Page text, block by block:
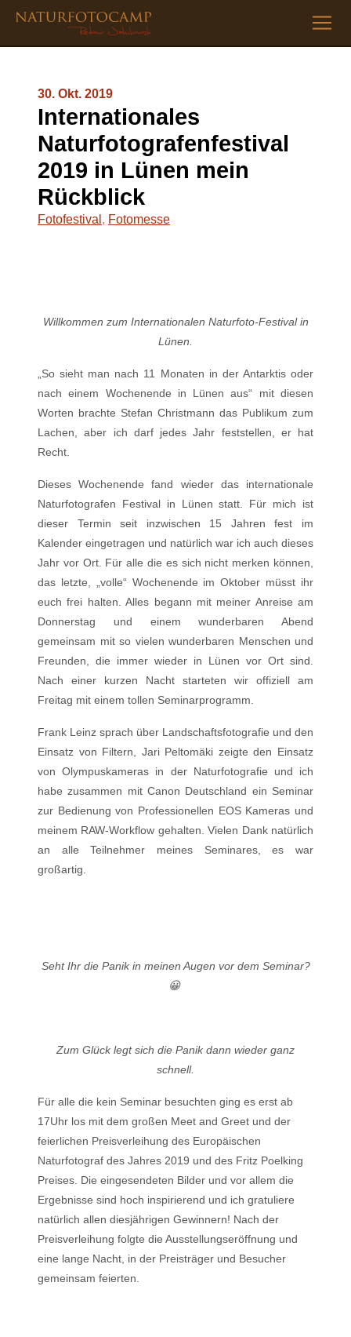
30. Okt. 2019
Internationales
Naturfotografenfestival
2019 in Lünen mein
Rückblick
Fotofestival , Fotomesse
Willkommen zum Internationalen Naturfoto-Festival in
Lünen.
„So sieht man nach 11 Monaten in der Antarktis oder
nach einem Wochenende in Lünen aus“ mit diesen
Worten brachte Stefan Christmann das Publikum zum
Lachen, aber ich darf jedes Jahr feststellen, er hat
Recht.
Dieses Wochenende fand wieder das internationale
Naturfotografen Festival in Lünen statt. Für mich ist
dieser Termin seit inzwischen 15 Jahren fest im
Kalender eingetragen und natürlich war ich auch dieses
Jahr vor Ort. Für alle die es sich nicht merken können,
das letzte, „volle“ Wochenende im Oktober müsst ihr
euch frei halten. Alles begann mit meiner Anreise am
Donnerstag und einem wunderbaren Abend
gemeinsam mit so vielen wunderbaren Menschen und
Freunden, die immer wieder in Lünen vor Ort sind.
Nach einer kurzen Nacht starteten wir offiziell am
Freitag mit einem tollen Seminarprogramm.
Frank Leinz sprach über Landschaftsfotografie und den
Einsatz von Filtern, Jari Peltomäki zeigte den Einsatz
von Olympuskameras in der Naturfotografie und ich
habe zusammen mit Canon Deutschland ein Seminar
zur Bedienung von Professionellen EOS Kameras und
meinem RAW-Workflow gehalten. Vielen Dank natürlich
an alle Teilnehmer meines Seminares, es war
großartig.
Seht Ihr die Panik in meinen Augen vor dem Seminar?
😀
Zum Glück legt sich die Panik dann wieder ganz
schnell.
Für alle die kein Seminar besuchten ging es erst ab
17Uhr los mit dem großen Meet and Greet und der
feierlichen Preisverleihung des Europäischen
Naturfotograf des Jahres 2019 und des Fritz Poelking
Preises. Die eingesendeten Bilder und vor allem die
Ergebnisse sind hoch inspirierend und ich gratuliere
natürlich allen diesjährigen Gewinnern! Nach der
Preisverleihung folgte die Ausstellungseröffnung und
eine lange Nacht, in der Preisträger und Besucher
gemeinsam feierten.